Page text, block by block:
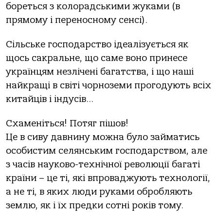
бореться з колорадськими жуками (в
прямому і переносному сенсі).
Сільське господарство ідеалізується як
щось сакральне, що саме воно принесе
українцям незлічені багатства, і що наші
найкращі в світі чорноземи прогодують всіх
китайців і індусів…
Схаменіться! Потяг пішов!
Це в сиву давнину можна було займатись
особистим селянським господарством, але
з часів науково-технічної революції багаті
країни – це ті, які впроваджують технології,
а не ті, в яких люди руками обробляють
землю, як і їх предки сотні років тому.